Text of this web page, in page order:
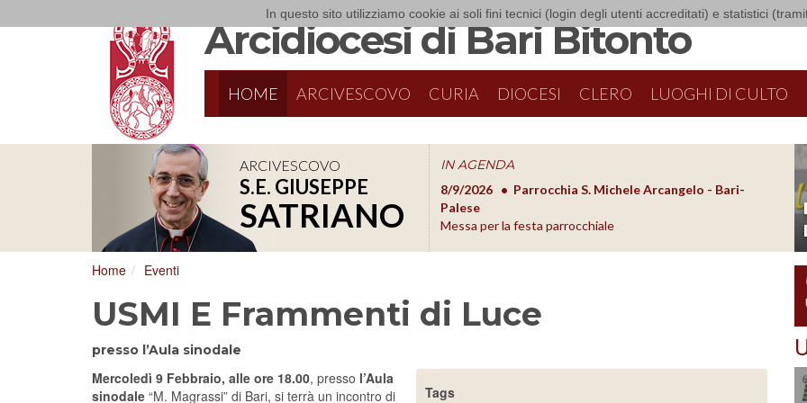
In questo sito utilizziamo cookie ai soli fini tecnici (login degli utenti accreditati) e statistici
Arcidiocesi di Bari Bitonto
HOME ARCIVESCOVO CURIA DIOCESI CLERO LUOGHI DI CULTO
ARCIVESCOVO
S.E. GIUSEPPE
SATRIANO
IN AGENDA
8/17/2026
Conversano
Conferenza Episcopale Pugliese
8/9/2026
Parrocchia S. Michele Arcangelo - Bari-
Palese
Messa per la festa parrocchiale
8/10/
Home Eventi
USMI E Frammenti di Luce
presso l’Aula sinodale
Tags
Mercoledì 9 Febbraio, alle ore 18.00, presso l’Aula
sinodale “M. Magrassi” di Bari, si terrà un incontro di